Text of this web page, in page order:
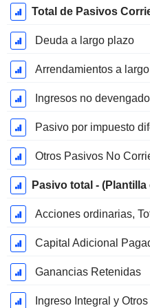
Total de Pasivos
Deuda a largo plazo
Arrendamientos a
Ingresos no
Pasivo por impuesto
Otros Pasivos No
Pasivo total -
Acciones ordinarias,
Capital Adicional
Ganancias Retenidas
Ingreso Integral y Otros